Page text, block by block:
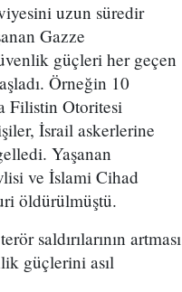
uzun süredir
Gazze
güçleri her geçen
Örneğin 10
Filistin Otoritesi
İsrail askerlerine
Yaşanan
ve İslami Cihad
öldürülmüştü.
saldırılarının artması
güçlerini asıl